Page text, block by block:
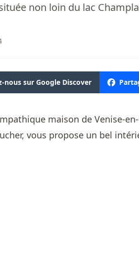
non loin du lac
nous sur Google Discover
maison de Venise-
vous propose un bel